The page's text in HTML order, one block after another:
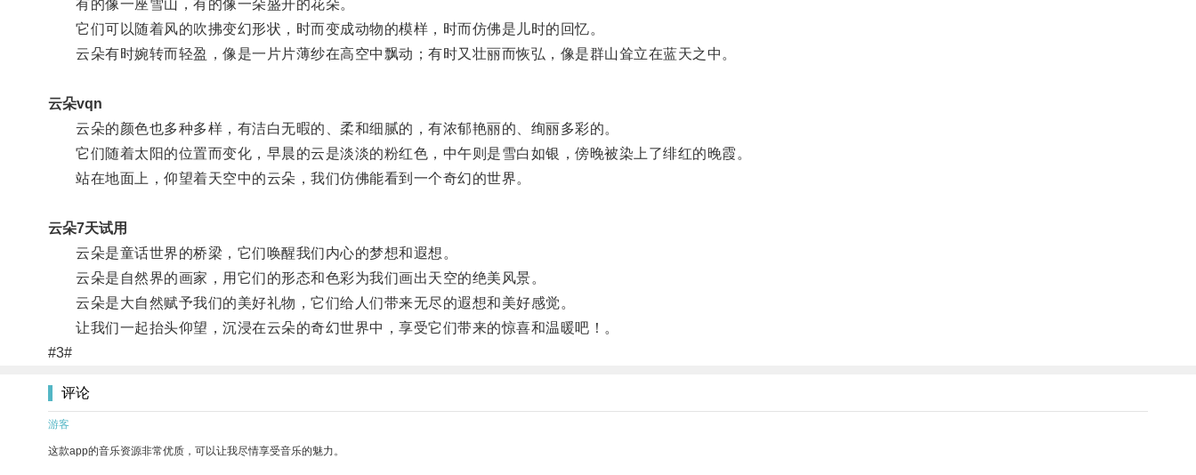
有的像一座雪山，有的像一朵盛开的花朵。
它们可以随着风的吹拂变幻形状，时而变成动物的模样，时而仿佛是儿时的回忆。
云朵有时婉转而轻盈，像是一片片薄纱在高空中飘动；有时又壮丽而恢弘，像是群山耸立在蓝天之中。
云朵vqn
云朵的颜色也多种多样，有洁白无暇的、柔和细腻的，有浓郁艳丽的、绚丽多彩的。
它们随着太阳的位置而变化，早晨的云是淡淡的粉红色，中午则是雪白如银，傍晚被染上了绯红的晚霞。
站在地面上，仰望着天空中的云朵，我们仿佛能看到一个奇幻的世界。
云朵7天试用
云朵是童话世界的桥梁，它们唤醒我们内心的梦想和遐想。
云朵是自然界的画家，用它们的形态和色彩为我们画出天空的绝美风景。
云朵是大自然赋予我们的美好礼物，它们给人们带来无尽的遐想和美好感觉。
让我们一起抬头仰望，沉浸在云朵的奇幻世界中，享受它们带来的惊喜和温暖吧！。
#3#
评论
游客
这款app的音乐资源非常优质，可以让我尽情享受音乐的魅力。